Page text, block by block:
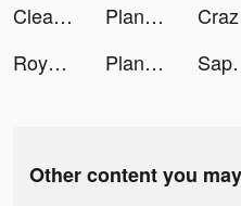
Cleaner Guru: Clean Up Storage tiktok ads
PlantIn: Plant Identifier tiktok ads
Royal Match tiktok ads
PlantIn: Plant Identifier tiktok ads
Other content you